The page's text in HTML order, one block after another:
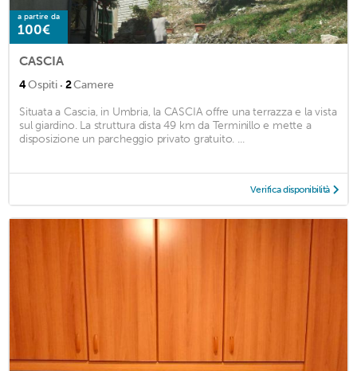
a partire da
100€
CASCIA
4Ospiti · 2Camere
Situata a Cascia, in Umbria, la CASCIA offre una terrazza e la vista
sul giardino. La struttura dista 49 km da Terminillo e mette a
disposizione un parcheggio privato gratuito. ...
Verifica disponibilità